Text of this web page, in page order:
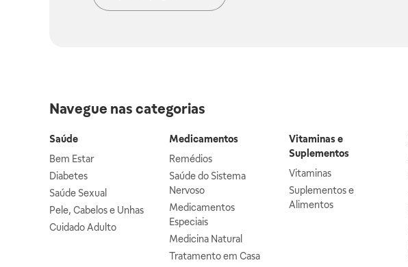
Navegue nas categorias
Saúde
Bem Estar
Diabetes
Saúde Sexual
Pele, Cabelos e Unhas
Cuidado Adulto
Medicamentos
Remédios
Saúde do Sistema
Nervoso
Medicamentos
Especiais
Medicina Natural
Tratamento em Casa
Vitaminas e
Suplementos
Vitaminas
Suplementos e
Alimentos